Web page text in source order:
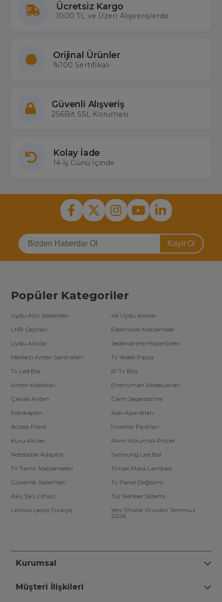
Ücretsiz Kargo
1000 TL ve Üzeri Alışverişlerde
Orijinal Ürünler
%100 Sertifikalı
Güvenli Alışveriş
256Bit SSL Koruması
Kolay İade
14 İş Günü İçinde
Kayıt Ol
Popüler Kategoriler
Uydu Alıcı Sistemleri
4K Uydu Alıcılar
LNB Çeşitleri
Elektronik Malzemeler
Uydu Alıcılar
Seslendirme Hoparlörleri
Merkezi Anten Santralleri
Tv Yedek Parça
Tv Led Bar
IP Tv Box
Anten Kabloları
Enstrüman Aksesuarları
Çanak Anten
Cami Seslendirme
Fotokapan
Askı Aparatları
Access Point
İnvertör Fiyatları
Kuru Aküler
Akım Korumalı Prizler
Notebook Adaptör
Samsung Led Bar
Tv Tamir Malzemeleri
Tırnak Masa Lambası
Güvenlik Sistemleri
Tv Panel Değişimi
Akü Şarj Cihazı
Tur Rehber Sistemi
Lenovo Lecoo Türkiye
Yeni İthalat Ürünleri Temmuz
2026
Kurumsal
Müşteri İlişkileri